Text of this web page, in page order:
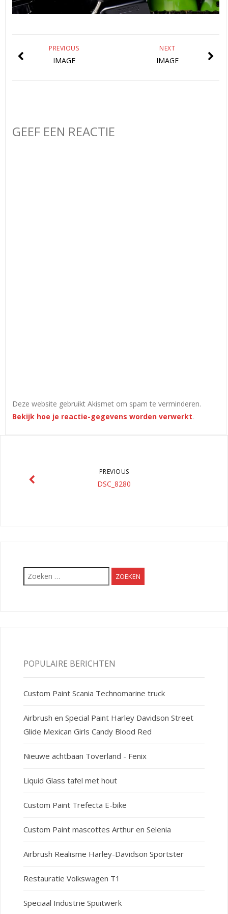
NEXT
IMAGE
PREVIOUS
IMAGE
GEEF EEN REACTIE
Deze website gebruikt Akismet om spam te verminderen.
Bekijk hoe je reactie-gegevens worden verwerkt.
PREVIOUS
DSC_8280
Zoeken
naar:
POPULAIRE BERICHTEN
Custom Paint Scania Technomarine truck
Airbrush en Special Paint Harley Davidson Street
Glide Mexican Girls Candy Blood Red
Nieuwe achtbaan Toverland - Fenix
Liquid Glass tafel met hout
Custom Paint Trefecta E-bike
Custom Paint mascottes Arthur en Selenia
Airbrush Realisme Harley-Davidson Sportster
Restauratie Volkswagen T1
Speciaal Industrie Spuitwerk